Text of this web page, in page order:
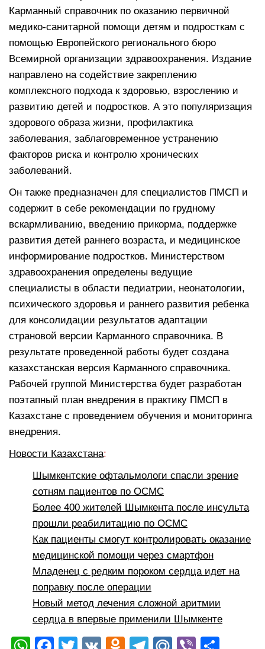
Карманный справочник по оказанию первичной
медико-санитарной помощи детям и подросткам с
помощью Европейского регионального бюро
Всемирной организации здравоохранения. Издание
направлено на содействие закреплению
комплексного подхода к здоровью, взрослению и
развитию детей и подростков. А это популяризация
здорового образа жизни, профилактика
заболевания, заблаговременное устранению
факторов риска и контролю хронических
заболеваний.
Он также предназначен для специалистов ПМСП и
содержит в себе рекомендации по грудному
вскармливанию, введению прикорма, поддержке
развития детей раннего возраста, и медицинское
информирование подростков. Министерством
здравоохранения определены ведущие
специалисты в области педиатрии, неонатологии,
психического здоровья и раннего развития ребенка
для консолидации результатов адаптации
страновой версии Карманного справочника. В
результате проведенной работы будет создана
казахстанская версия Карманного справочника.
Рабочей группой Министерства будет разработан
поэтапный план внедрения в практику ПМСП в
Казахстане с проведением обучения и мониторинга
внедрения.
Новости Казахстана:
Шымкентские офтальмологи спасли зрение
сотням пациентов по ОСМС
Более 400 жителей Шымкента после инсульта
прошли реабилитацию по ОСМС
Как пациенты смогут контролировать оказание
медицинской помощи через смартфон
Младенец с редким пороком сердца идет на
поправку после операции
Новый метод лечения сложной аритмии
сердца в впервые применили Шымкенте